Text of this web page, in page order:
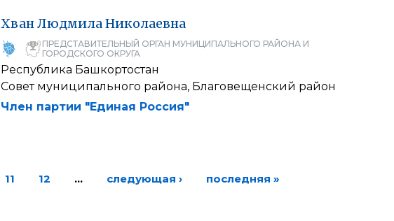
ХванЛюдмилаНиколаевна
ПРЕДСТАВИТЕЛЬНЫЙ ОРГАН МУНИЦИПАЛЬНОГО РАЙОНА И
ГОРОДСКОГО ОКРУГА
Республика Башкортостан
Совет муниципального района, Благовещенский район
Член партии "Единая Россия"
11 12 … следующая › последняя »